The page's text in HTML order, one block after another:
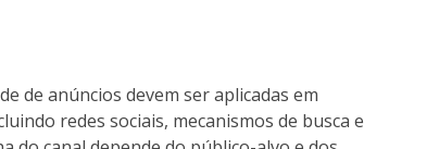
de anúncios devem ser aplicadas em
redes sociais, mecanismos de busca e